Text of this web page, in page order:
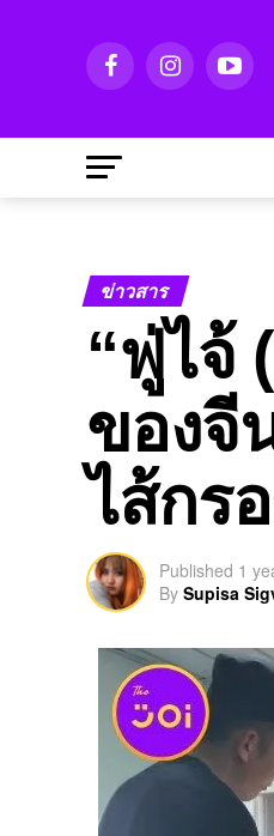
ข่าวสาร
“ฟู่ไจ้
ของจี
ไส้กร
Published 1
By Supisa